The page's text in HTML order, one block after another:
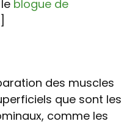
blogue de
des muscles
que sont les
comme les